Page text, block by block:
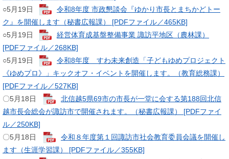
​○5月19日
令和8年度 市政懇談会『ゆかり市長とまちかどトー
ク』を開催します（秘書広報課） [PDFファイル／465KB]
○5月19日
経営体育成基盤整備事業 諏訪平地区（農林課）
[PDFファイル／268KB]
○5月19日
令和8年度 すわ未来創造「子どもゆめプロジェクト
《ゆめプロ》」キックオフ・イベントを開催します。（教育総務課）
[PDFファイル／527KB]
〇5月18日
北信越5県69市の市長が一堂に会する第188回北信
越市長会総会が諏訪市で開催されます。（秘書広報課） [PDFファイ
ル／250KB]
〇5月18日
令和８年度第１回諏訪市社会教育委員会議を開催し
ます（生涯学習課） [PDFファイル／355KB]